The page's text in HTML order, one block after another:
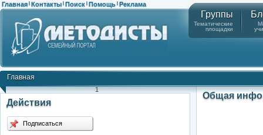
Главная | Контакты | Поиск | Помощь | Реклама
Группы
Тематические
площадки
Главная
1
Действия
Подписаться
Общая